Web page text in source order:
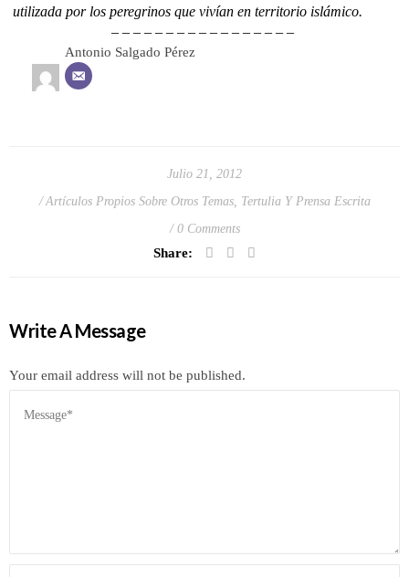
utilizada por los peregrinos que vivían en territorio islámico.
– – – – – – – – – – – – – – – – –
Antonio Salgado Pérez
Julio 21, 2012
Artículos Propios Sobre Otros Temas, Tertulia Y Prensa Escrita
0 Comments
Share:
Write A Message
Your email address will not be published.